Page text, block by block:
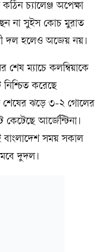
চ্যালেঞ্জ অপেক্ষা
না সুইস কোচ মুরাত
দল হলেও অজেয় নয়।
শেষ ম্যাচে কলম্বিয়াকে
করেছে
শেষের ঝড়ে ৩-২ গোলের
কেটেছে আর্জেন্টিনা।
বাংলাদেশ সময় সকাল
দুদল।